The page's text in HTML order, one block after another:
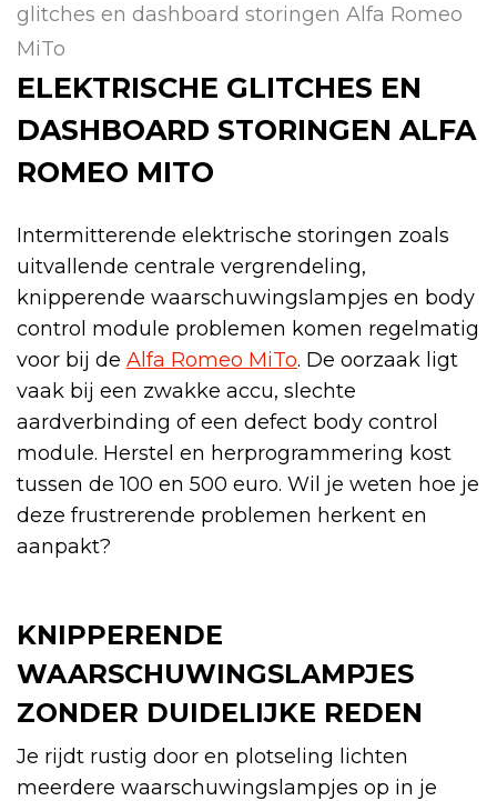
glitches en dashboard storingen Alfa Romeo
MiTo
ELEKTRISCHE GLITCHES EN
DASHBOARD STORINGEN ALFA
ROMEO MITO
Intermitterende elektrische storingen zoals
uitvallende centrale vergrendeling,
knipperende waarschuwingslampjes en body
control module problemen komen regelmatig
voor bij de Alfa Romeo MiTo. De oorzaak ligt
vaak bij een zwakke accu, slechte
aardverbinding of een defect body control
module. Herstel en herprogrammering kost
tussen de 100 en 500 euro. Wil je weten hoe je
deze frustrerende problemen herkent en
aanpakt?
KNIPPERENDE
WAARSCHUWINGSLAMPJES
ZONDER DUIDELIJKE REDEN
Je rijdt rustig door en plotseling lichten
meerdere waarschuwingslampjes op in je